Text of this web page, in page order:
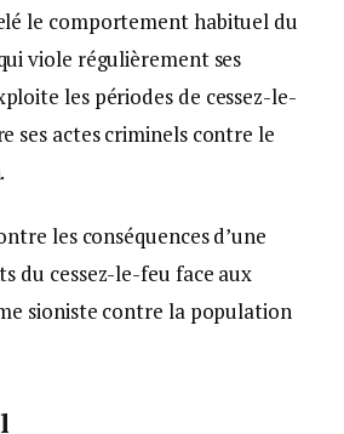
le comportement habituel du
viole régulièrement ses
les périodes de cessez-le-
ses actes criminels contre le
les conséquences d’une
du cessez-le-feu face aux
sioniste contre la population